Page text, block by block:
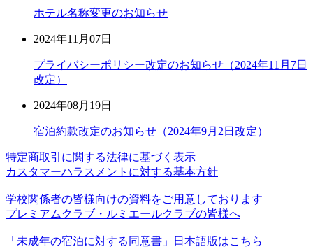
ホテル名称変更のお知らせ
2024年11月07日
プライバシーポリシー改定のお知らせ（2024年11月7日
改定）
2024年08月19日
宿泊約款改定のお知らせ（2024年9月2日改定）
特定商取引に関する法律に基づく表示
カスタマーハラスメントに対する基本方針
学校関係者の皆様向けの資料をご用意しております
プレミアムクラブ・ルミエールクラブの皆様へ
「未成年の宿泊に対する同意書」日本語版はこちら